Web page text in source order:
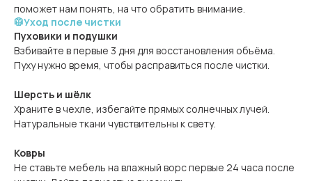
поможет нам понять, на что обратить внимание.
🥼Уход после чистки
Пуховики и подушки
Взбивайте в первые 3 дня для восстановления объёма.
Пуху нужно время, чтобы расправиться после чистки.
Шерсть и шёлк
Храните в чехле, избегайте прямых солнечных лучей.
Натуральные ткани чувствительны к свету.
Ковры
Не ставьте мебель на влажный ворс первые 24 часа после